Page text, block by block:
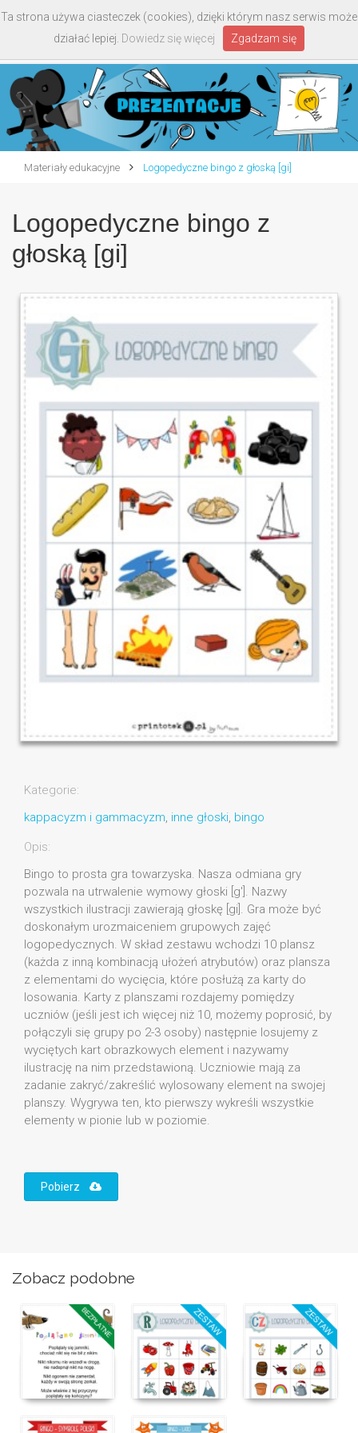
Materiały edukacyjne Logopedyczne bingo z głoską [gi]
Logopedyczne bingo z
głoską [gi]
Kategorie:
kappacyzm i gammacyzm, inne głoski, bingo
Opis:
Bingo to prosta gra towarzyska. Nasza odmiana gry
pozwala na utrwalenie wymowy głoski [g']. Nazwy
wszystkich ilustracji zawierają głoskę [gi]. Gra może być
doskonałym urozmaiceniem grupowych zajęć
logopedycznych. W skład zestawu wchodzi 10 plansz
(każda z inną kombinacją ułożeń atrybutów) oraz plansza
z elementami do wycięcia, które posłużą za karty do
losowania. Karty z planszami rozdajemy pomiędzy
uczniów (jeśli jest ich więcej niż 10, możemy poprosić, by
połączyli się grupy po 2-3 osoby) następnie losujemy z
wyciętych kart obrazkowych element i nazywamy
ilustrację na nim przedstawioną. Uczniowie mają za
zadanie zakryć/zakreślić wylosowany element na swojej
planszy. Wygrywa ten, kto pierwszy wykreśli wszystkie
elementy w pionie lub w poziomie.
Pobierz
Zobacz podobne
Ta strona używa ciasteczek (cookies), dzięki którym nasz serwis może
działać lepiej. Dowiedz się więcej Zgadzam się